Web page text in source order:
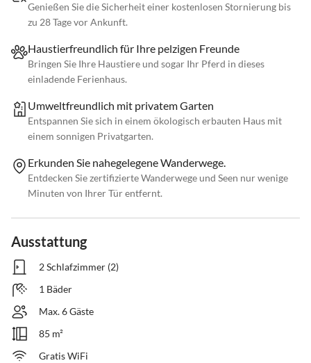
Genießen Sie die Sicherheit einer kostenlosen Stornierung bis
zu 28 Tage vor Ankunft.
Haustierfreundlich für Ihre pelzigen Freunde
Bringen Sie Ihre Haustiere und sogar Ihr Pferd in dieses
einladende Ferienhaus.
Umweltfreundlich mit privatem Garten
Entspannen Sie sich in einem ökologisch erbauten Haus mit
einem sonnigen Privatgarten.
Erkunden Sie nahegelegene Wanderwege.
Entdecken Sie zertifizierte Wanderwege und Seen nur wenige
Minuten von Ihrer Tür entfernt.
Ausstattung
2 Schlafzimmer (2)
1 Bäder
Max. 6 Gäste
85 m²
Gratis WiFi